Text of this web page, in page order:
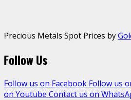
Precious Metals Spot Prices by
Follow Us
Follow us on Facebook Follow us
on Youtube Contact us on